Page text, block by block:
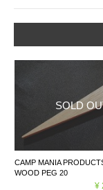
CAMP MANIA
WOOD PEG 20
¥